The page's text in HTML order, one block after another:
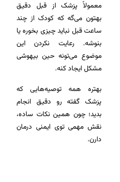
معمولاً پزشک از قبل دقیق
بهتون می‌گه که کودک از چند
ساعت قبل نباید چیزی بخوره یا
بنوشه. رعایت نکردن این
موضوع می‌تونه حین بیهوشی
مشکل ایجاد کنه.
بهتره همه توصیه‌هایی که
پزشک گفته رو دقیق انجام
بدید؛ چون همین نکات ساده،
نقش مهمی توی ایمنی درمان
دارن.